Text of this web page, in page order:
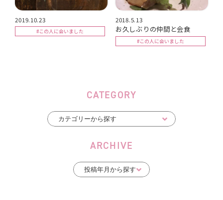
2019.10.23
#この人に会いました
2018.5.13
お久しぶりの仲間と会食
#この人に会いました
CATEGORY
ARCHIVE